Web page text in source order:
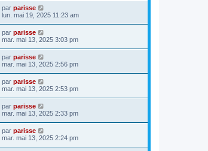
par parisse
lun. mai 19, 2025 11:23 am
par parisse
mar. mai 13, 2025 3:03 pm
par parisse
mar. mai 13, 2025 2:56 pm
par parisse
mar. mai 13, 2025 2:53 pm
par parisse
mar. mai 13, 2025 2:33 pm
par parisse
mar. mai 13, 2025 2:24 pm